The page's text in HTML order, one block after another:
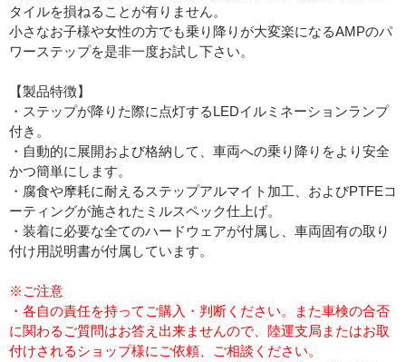
タイルを損ねることが有りません。
小さなお子様や女性の方でも乗り降りが大変楽になるAMPのパ
ワーステップを是非一度お試し下さい。
【製品特徴】
・ステップが降りた際に点灯するLEDイルミネーションランプ
付き。
・自動的に展開および格納して、車両への乗り降りをより安全
かつ簡単にします。
・腐食や摩耗に耐えるステップアルマイト加工、およびPTFEコ
ーティングが施されたミルスペック仕上げ。
・装着に必要な全てのハードウェアが付属し、車両固有の取り
付け用説明書が付属しています。
※ご注意
・各自の責任を持ってご購入・判断ください。また車検の合否
に関わるご質問はお答え出来ませんので、陸運支局またはお取
付けされるショップ様にご依頼、ご相談ください。